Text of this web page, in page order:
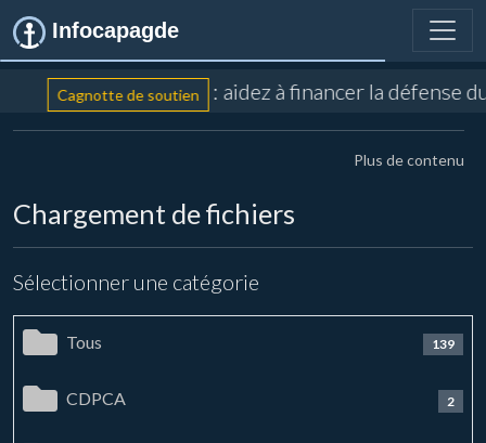
Infocapagde
Cagnotte de soutien : aidez à financer la défense
Plus de contenu
Chargement de fichiers
Sélectionner une catégorie
Tous 139
CDPCA 2